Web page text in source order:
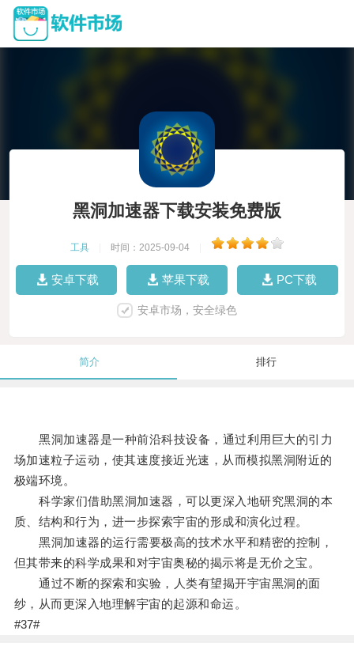
黑洞加速器下载安装免费版
工具 时间：2025-09-04
安卓下载 苹果下载 PC下载
安卓市场，安全绿色
简介 排行
黑洞加速器是一种前沿科技设备，通过利用巨大的引力
场加速粒子运动，使其速度接近光速，从而模拟黑洞附近的
极端环境。
科学家们借助黑洞加速器，可以更深入地研究黑洞的本
质、结构和行为，进一步探索宇宙的形成和演化过程。
黑洞加速器的运行需要极高的技术水平和精密的控制，
但其带来的科学成果和对宇宙奥秘的揭示将是无价之宝。
通过不断的探索和实验，人类有望揭开宇宙黑洞的面
纱，从而更深入地理解宇宙的起源和命运。
#37#